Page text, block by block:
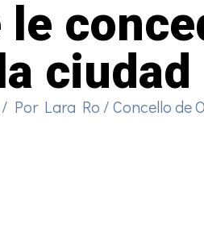
le
ciudad
/ Por Lara Ro /Concello de